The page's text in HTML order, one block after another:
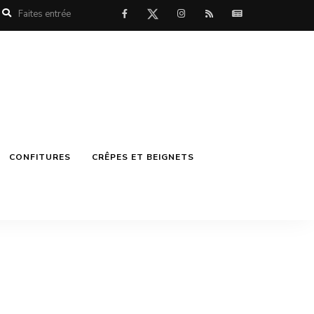
CONFITURES CRÊPES ET BEIGNETS